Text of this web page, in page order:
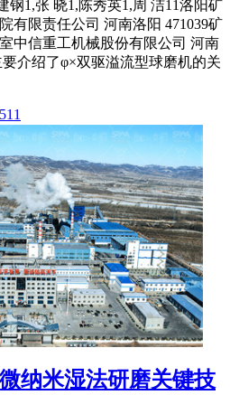
钢1,张 晓1,陈秀英1,周 洁11洛阳矿
有限责任公司 河南洛阳 471039矿
中信重工机械股份有限公司 河南
要介绍了φ×双驱溢流型球磨机的关
纳米湿法研磨关键技